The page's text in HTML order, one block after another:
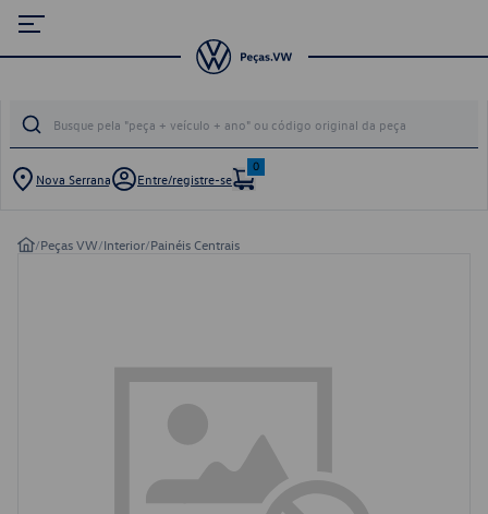
Nova Serrana Entre/registre-se
0
/Peças VW/Interior/Painéis Centrais